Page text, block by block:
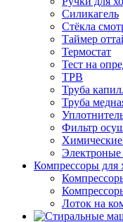
Силикагель
Стёкла
Таймер
Термостат
Тест на
ТРВ
Труба
Труба
Фильтр
Электроные
Компрессоры для
Лоток на